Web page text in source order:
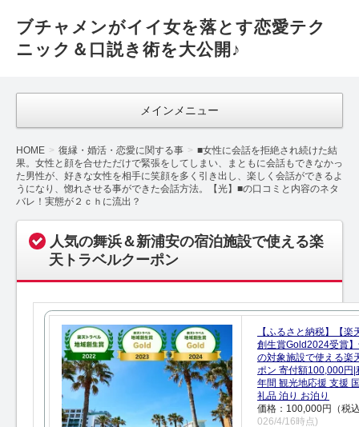
ブチャメンがイイ女を落とす恋愛テク
ニック＆口説き術を大公開♪
メインメニュー
HOME 復縁・婚活・恋愛に関する事
■女性に会話を拒絶され続けた結
果。女性と顔を合せただけで緊張をしてしまい、まともに会話もできなかっ
た男性が、好きな女性を相手に笑顔を多く引き出し、楽しく会話ができるよ
うになり、惚れさせる事ができた会話方法。【光】■の口コミと内容のネタ
バレ！実態が２ｃｈに流出？
人気の舞浜＆新浦安の宿泊施設で使える楽
天トラベルクーポン
【ふるさと納税】【楽
創生賞Gold2024受賞
の対象施設で使える楽
ポン 寄付額100,000円|
年間 観光地応援 支援
礼品 泊り お泊り
価格：100,000円（税
026/4/16時点)